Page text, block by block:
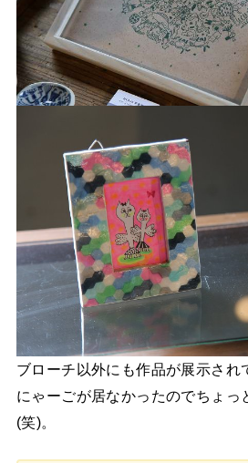
ブローチ以外にも作品が展示され
にゃーごが居なかったのでちょっ
(笑)。